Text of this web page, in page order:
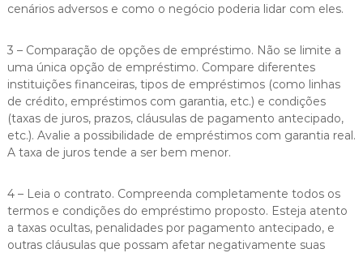
cenários adversos e como o negócio poderia lidar com eles.
3 – Comparação de opções de empréstimo. Não se limite a
uma única opção de empréstimo. Compare diferentes
instituições financeiras, tipos de empréstimos (como linhas
de crédito, empréstimos com garantia, etc.) e condições
(taxas de juros, prazos, cláusulas de pagamento antecipado,
etc.). Avalie a possibilidade de empréstimos com garantia real.
A taxa de juros tende a ser bem menor.
4 – Leia o contrato. Compreenda completamente todos os
termos e condições do empréstimo proposto. Esteja atento
a taxas ocultas, penalidades por pagamento antecipado, e
outras cláusulas que possam afetar negativamente suas